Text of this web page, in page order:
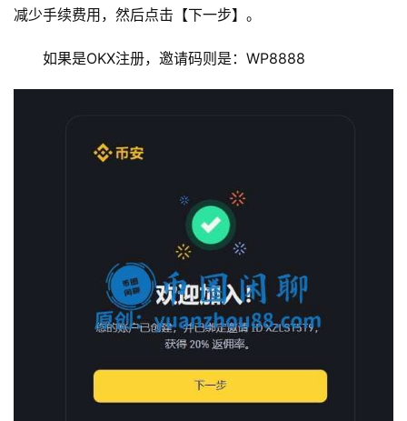
减少手续费用，然后点击【下一步】。
如果是OKX注册，邀请码则是：WP8888